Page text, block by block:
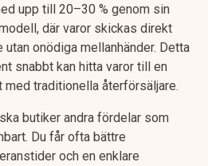
upp till 20–30 % genom sin
där varor skickas direkt
onödiga mellanhänder. Detta
snabbt kan hitta varor till en
traditionella återförsäljare.
butiker andra fördelar som
Du får ofta bättre
och en enklare